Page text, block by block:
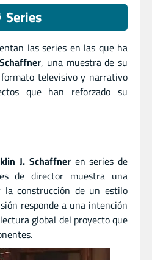
Series
las series en las que ha
, una muestra de su
televisivo y narrativo
que han reforzado su
J. Schaffneren series de
de director muestra una
la construcción de un estilo
responde a una intención
global del proyecto que